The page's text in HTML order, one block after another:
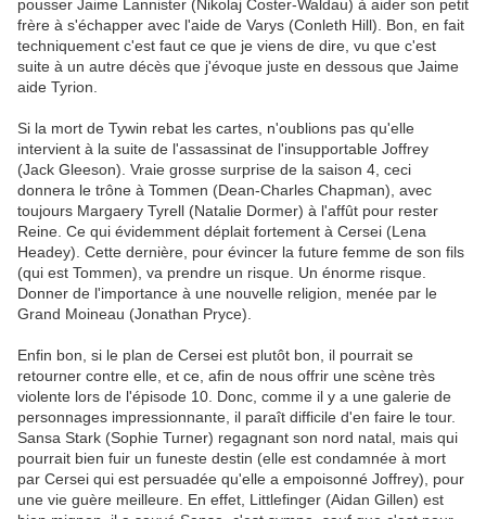
pousser Jaime Lannister (Nikolaj Coster-Waldau) à aider son petit
frère à s'échapper avec l'aide de Varys (Conleth Hill). Bon, en fait
techniquement c'est faut ce que je viens de dire, vu que c'est
suite à un autre décès que j'évoque juste en dessous que Jaime
aide Tyrion.
Si la mort de Tywin rebat les cartes, n'oublions pas qu'elle
intervient à la suite de l'assassinat de l'insupportable Joffrey
(Jack Gleeson). Vraie grosse surprise de la saison 4, ceci
donnera le trône à Tommen (Dean-Charles Chapman), avec
toujours Margaery Tyrell (Natalie Dormer) à l'affût pour rester
Reine. Ce qui évidemment déplait fortement à Cersei (Lena
Headey). Cette dernière, pour évincer la future femme de son fils
(qui est Tommen), va prendre un risque. Un énorme risque.
Donner de l'importance à une nouvelle religion, menée par le
Grand Moineau (Jonathan Pryce).
Enfin bon, si le plan de Cersei est plutôt bon, il pourrait se
retourner contre elle, et ce, afin de nous offrir une scène très
violente lors de l'épisode 10. Donc, comme il y a une galerie de
personnages impressionnante, il paraît difficile d'en faire le tour.
Sansa Stark (Sophie Turner) regagnant son nord natal, mais qui
pourrait bien fuir un funeste destin (elle est condamnée à mort
par Cersei qui est persuadée qu'elle a empoisonné Joffrey), pour
une vie guère meilleure. En effet, Littlefinger (Aidan Gillen) est